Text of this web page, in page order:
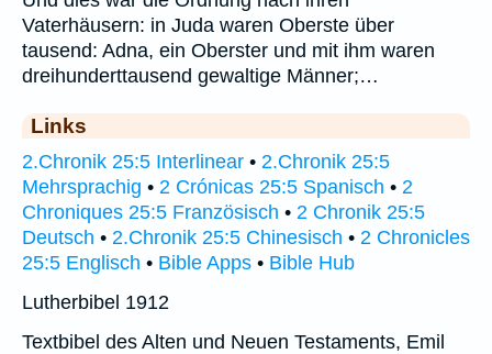
Vaterhäusern: in Juda waren Oberste über
tausend: Adna, ein Oberster und mit ihm waren
dreihunderttausend gewaltige Männer;…
Links
2.Chronik 25:5 Interlinear • 2.Chronik 25:5
Mehrsprachig • 2 Crónicas 25:5 Spanisch • 2
Chroniques 25:5 Französisch • 2 Chronik 25:5
Deutsch • 2.Chronik 25:5 Chinesisch • 2 Chronicles
25:5 Englisch • Bible Apps • Bible Hub
Lutherbibel 1912
Textbibel des Alten und Neuen Testaments, Emil